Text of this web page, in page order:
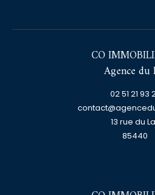
CO
Agence du
02 51 21 93
13 rue du
85440